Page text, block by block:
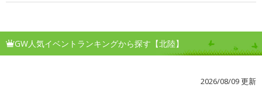
GW人気イベントランキングから探す【北陸】
2026/08/09 更新